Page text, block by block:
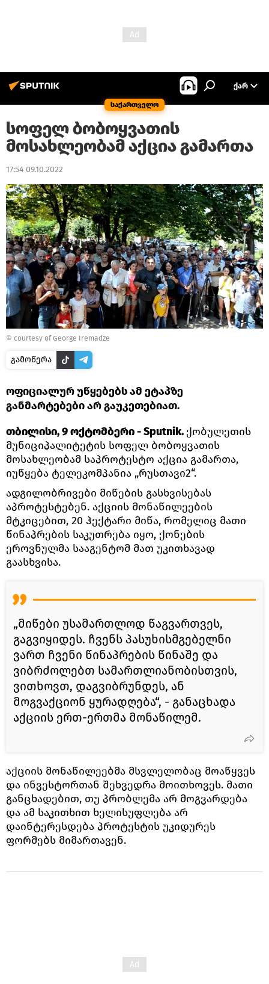
საქართველო
ᲥᲐᲠ
სოფელ ბობოყვათის
მოსახლეობამ აქცია გამართა
17:54 09.10.2022
© courtesy of George Iremadze
გამოწერა
ოფიციალურ უწყებებს ამ ეტაპზე
განმარტებები არ გაუკეთებიათ.
თბილისი, 9 ოქტომბერი - Sputnik. ქობულეთის
მუნიციპალიტეტის სოფელ ბობოყვათის
მოსახლეობამ საპროტესტო აქცია გამართა,
იუწყება ტელეკომპანია „რუსთავი2“.
ადგილობრივები მიწების გასხვისებას
აპროტესტებენ. აქციის მონაწილეების
მტკიცებით, 20 ჰექტარი მიწა, რომელიც მათი
წინაპრების საკუთრება იყო, ქონების
ეროვნულმა სააგენტომ მათ უკითხავად
გაასხვისა.
„მიწები უსამართლოდ წაგვართვეს,
გაგვიყიდეს. ჩვენს პასუხისმგებელნი
ვართ ჩვენი წინაპრების წინაშე და
ვიბრძოლებთ სამართლიანობისთვის,
ვითხოვთ, დაგვიბრუნდეს, ან
მოგვაქციონ ყურადღება“, - განაცხადა
აქციის ერთ-ერთმა მონაწილემ.
აქციის მონაწილეებმა მსვლელობაც მოაწყვეს
და ინვესტორთან შეხვედრა მოითხოვეს. მათი
განცხადებით, თუ პრობლემა არ მოგვარდება
და ამ საკითხით ხელისუფლება არ
დაინტერესდება პროტესტის უკიდურეს
ფორმებს მიმართავენ.